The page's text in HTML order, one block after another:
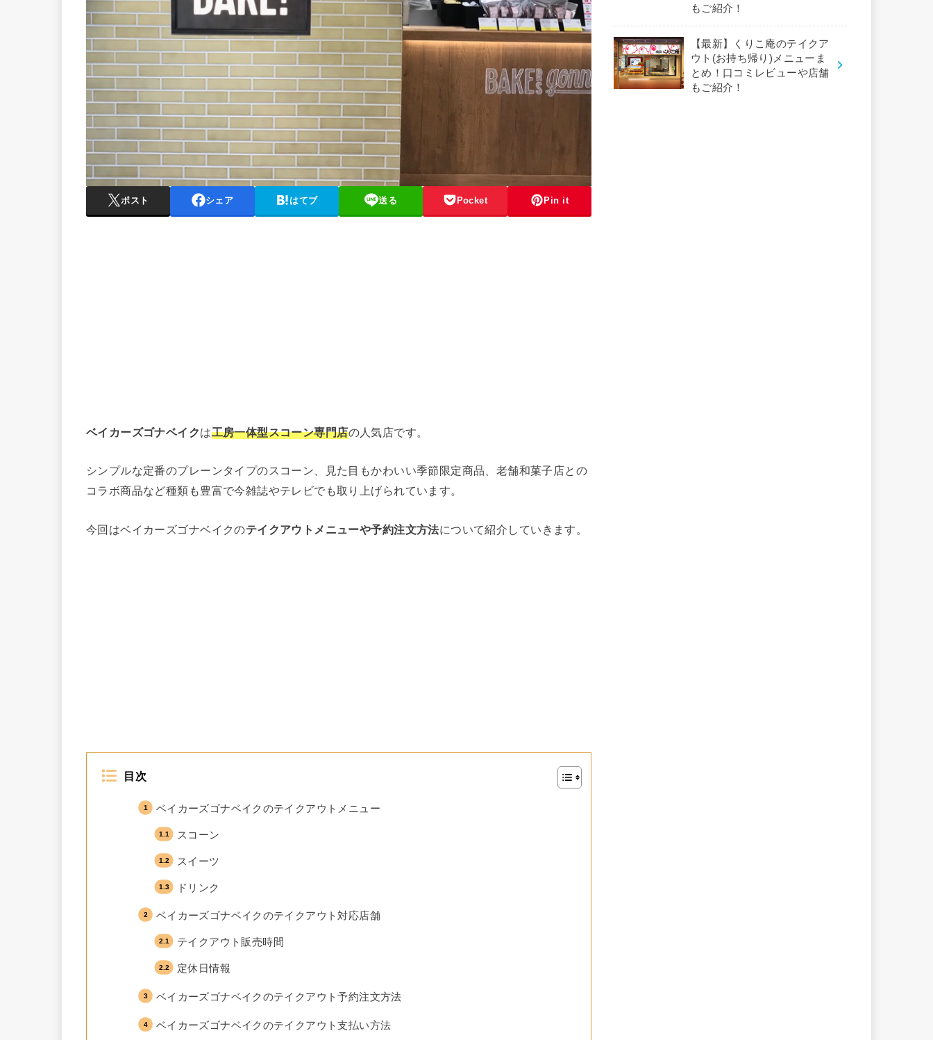
ポスト シェア はてブ 送る Pocket Pin it
ベイカーズゴナベイクは工房一体型スコーン専門店の人気店です。
シンプルな定番のプレーンタイプのスコーン、見た目もかわいい季節限定商品、老舗和菓子店との
コラボ商品など種類も豊富で今雑誌やテレビでも取り上げられています。
今回はベイカーズゴナベイクのテイクアウトメニューや予約注文方法について紹介していきます。
目次
ベイカーズゴナベイクのテイクアウトメニュー
スコーン
スイーツ
ドリンク
ベイカーズゴナベイクのテイクアウト対応店舗
テイクアウト販売時間
定休日情報
ベイカーズゴナベイクのテイクアウト予約注文方法
ベイカーズゴナベイクのテイクアウト支払い方法
もご紹介！
【最新】くりこ庵のテイクア
ウト(お持ち帰り)メニューま
とめ！口コミレビューや店舗
もご紹介！